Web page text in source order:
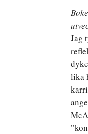
Jag
lika